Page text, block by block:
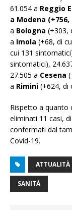
61.054 a Reggio
a Modena
a Bologna (+303,
a Imola (+68, di
cui 131
sintomatici),
27.505 a Cesena
a Rimini (+624, di
Rispetto a quanto
eliminati 11 casi,
confermati dal
Covid-19.
ATTUALITÀ
SANITÀ